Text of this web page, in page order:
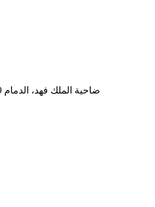
4008، ضاحية الملك فهد، الدمام 32514 8099، السعودية